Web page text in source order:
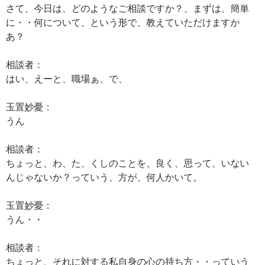
さて、今日は、どのようなご相談ですか？、まずは、簡単
に・・何について、という形で、教えていただけますか
あ？
相談者：
はい、えーと、職場ぁ、で、
玉置妙憂：
うん
相談者：
ちょっと、わ、た、くしのことを、良く、思って、いない
んじゃないか？っていう、方が、何人かいて。
玉置妙憂：
うん・・
相談者：
ちょっと、それに対する私自身の心の持ち方・・っていう